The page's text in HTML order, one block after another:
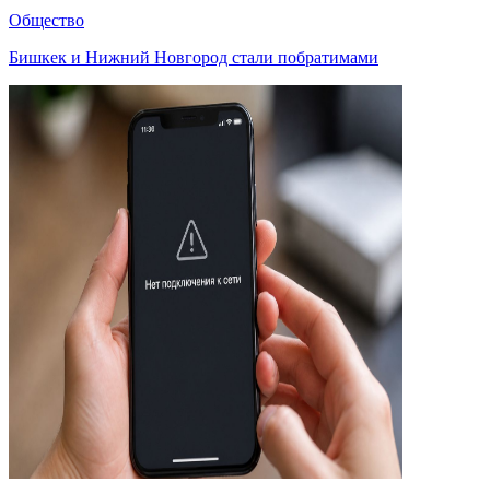
Общество
Бишкек и Нижний Новгород стали побратимами